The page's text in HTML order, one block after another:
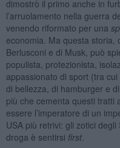
dimostrò il primo anche in
l’arruolamento nella guerra
venendo riformato per una
economia. Ma questa storia,
Berlusconi e di Musk, può
populista, protezionista,
appassionato di sport (tra
di bellezza, di hamburger e
più che cementa questi tratti
essere l’imperatore di un
USA più retrivi: gli zotici
droga è sentirsi first.